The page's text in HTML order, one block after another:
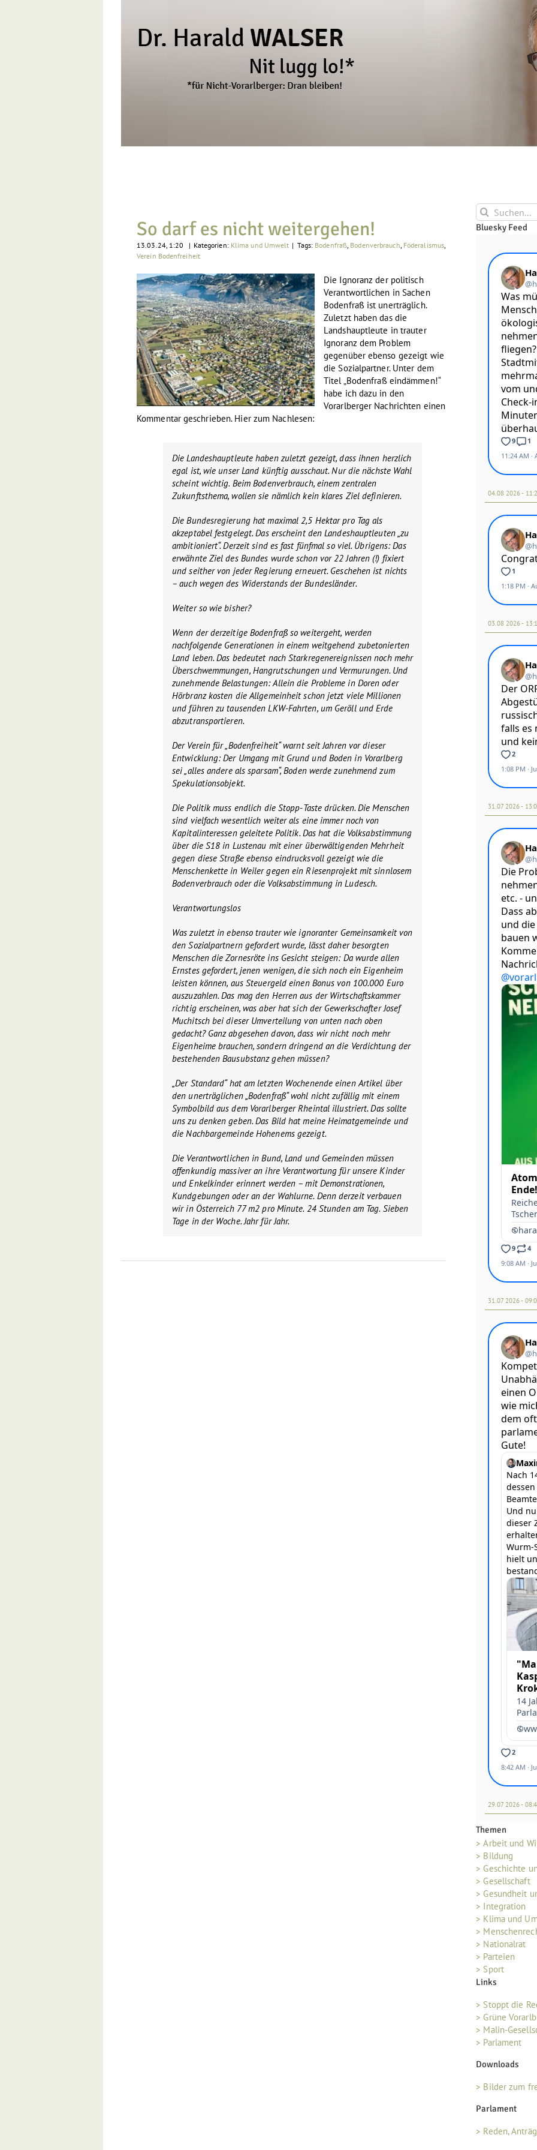
So darf es nicht weitergehen!
13.03.24, 1:20 | Kategorien: Klima und Umwelt | Tags: Bodenfraß, Bodenverbrauch, Föderalismus,
Verein Bodenfreiheit
Die Ignoranz der politisch
Verantwortlichen in Sachen
Bodenfraß ist unerträglich.
Zuletzt haben das die
Landshauptleute in trauter
Ignoranz dem Problem
gegenüber ebenso gezeigt wie
die Sozialpartner. Unter dem
Titel „Bodenfraß eindämmen!“
habe ich dazu in den
Vorarlberger Nachrichten einen
Kommentar geschrieben. Hier zum Nachlesen:
Die Landeshauptleute haben zuletzt gezeigt, dass ihnen herzlich
egal ist, wie unser Land künftig ausschaut. Nur die nächste Wahl
scheint wichtig. Beim Bodenverbrauch, einem zentralen
Zukunftsthema, wollen sie nämlich kein klares Ziel definieren.
Die Bundesregierung hat maximal 2,5 Hektar pro Tag als
akzeptabel festgelegt. Das erscheint den Landeshauptleuten „zu
ambitioniert“. Derzeit sind es fast fünfmal so viel. Übrigens: Das
erwähnte Ziel des Bundes wurde schon vor 22 Jahren (!) fixiert
und seither von jeder Regierung erneuert. Geschehen ist nichts
– auch wegen des Widerstands der Bundesländer.
Weiter so wie bisher?
Wenn der derzeitige Bodenfraß so weitergeht, werden
nachfolgende Generationen in einem weitgehend zubetonierten
Land leben. Das bedeutet nach Starkregenereignissen noch mehr
Überschwemmungen, Hangrutschungen und Vermurungen. Und
zunehmende Belastungen: Allein die Probleme in Doren oder
Hörbranz kosten die Allgemeinheit schon jetzt viele Millionen
und führen zu tausenden LKW-Fahrten, um Geröll und Erde
abzutransportieren.
Der Verein für „Bodenfreiheit“ warnt seit Jahren vor dieser
Entwicklung: Der Umgang mit Grund und Boden in Vorarlberg
sei „alles andere als sparsam“, Boden werde zunehmend zum
Spekulationsobjekt.
Die Politik muss endlich die Stopp-Taste drücken. Die Menschen
sind vielfach wesentlich weiter als eine immer noch von
Kapitalinteressen geleitete Politik. Das hat die Volksabstimmung
über die S18 in Lustenau mit einer überwältigenden Mehrheit
gegen diese Straße ebenso eindrucksvoll gezeigt wie die
Menschenkette in Weiler gegen ein Riesenprojekt mit sinnlosem
Bodenverbrauch oder die Volksabstimmung in Ludesch.
Verantwortungslos
Was zuletzt in ebenso trauter wie ignoranter Gemeinsamkeit von
den Sozialpartnern gefordert wurde, lässt daher besorgten
Menschen die Zornesröte ins Gesicht steigen: Da wurde allen
Ernstes gefordert, jenen wenigen, die sich noch ein Eigenheim
leisten können, aus Steuergeld einen Bonus von 100.000 Euro
auszuzahlen. Das mag den Herren aus der Wirtschaftskammer
richtig erscheinen, was aber hat sich der Gewerkschafter Josef
Muchitsch bei dieser Umverteilung von unten nach oben
gedacht? Ganz abgesehen davon, dass wir nicht noch mehr
Eigenheime brauchen, sondern dringend an die Verdichtung der
bestehenden Bausubstanz gehen müssen?
„Der Standard“ hat am letzten Wochenende einen Artikel über
den unerträglichen „Bodenfraß“ wohl nicht zufällig mit einem
Symbolbild aus dem Vorarlberger Rheintal illustriert. Das sollte
uns zu denken geben. Das Bild hat meine Heimatgemeinde und
die Nachbargemeinde Hohenems gezeigt.
Die Verantwortlichen in Bund, Land und Gemeinden müssen
offenkundig massiver an ihre Verantwortung für unsere Kinder
und Enkelkinder erinnert werden – mit Demonstrationen,
Kundgebungen oder an der Wahlurne. Denn derzeit verbauen
wir in Österreich 77 m2 pro Minute. 24 Stunden am Tag. Sieben
Tage in der Woche. Jahr für Jahr.
Suche
nach:
Bluesky Feed
04.08 2026 -
03.08 2026 -
31.07 2026 -
31.07 2026 -
29.07 2026 -
Themen
> Arbeit und
> Bildung
> Geschichte
> Gesellschaft
> Gesundheit
> Integration
> Klima und
>
> Nationalrat
> Parteien
> Sport
Links
> Stoppt die
> Grüne
> Malin-
> Parlament
Downloads
> Bilder zum
Parlament
> Reden,